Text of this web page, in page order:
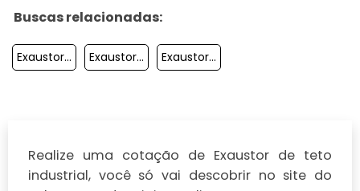
Buscas relacionadas:
Exaustor De Bancada Exaustor De Coifa Exaustor De Parede Para Cozinha
Realize uma cotação de Exaustor de teto
industrial, você só vai descobrir no site do